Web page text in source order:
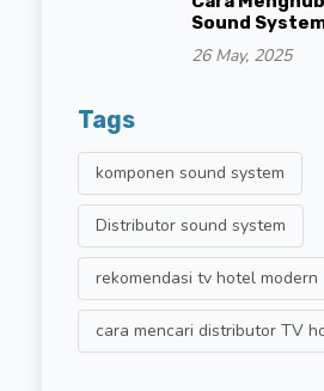
Sound
26 May, 2025
Tags
komponen sound system
Distributor sound system
rekomendasi tv hotel modern
cara mencari distributor TV